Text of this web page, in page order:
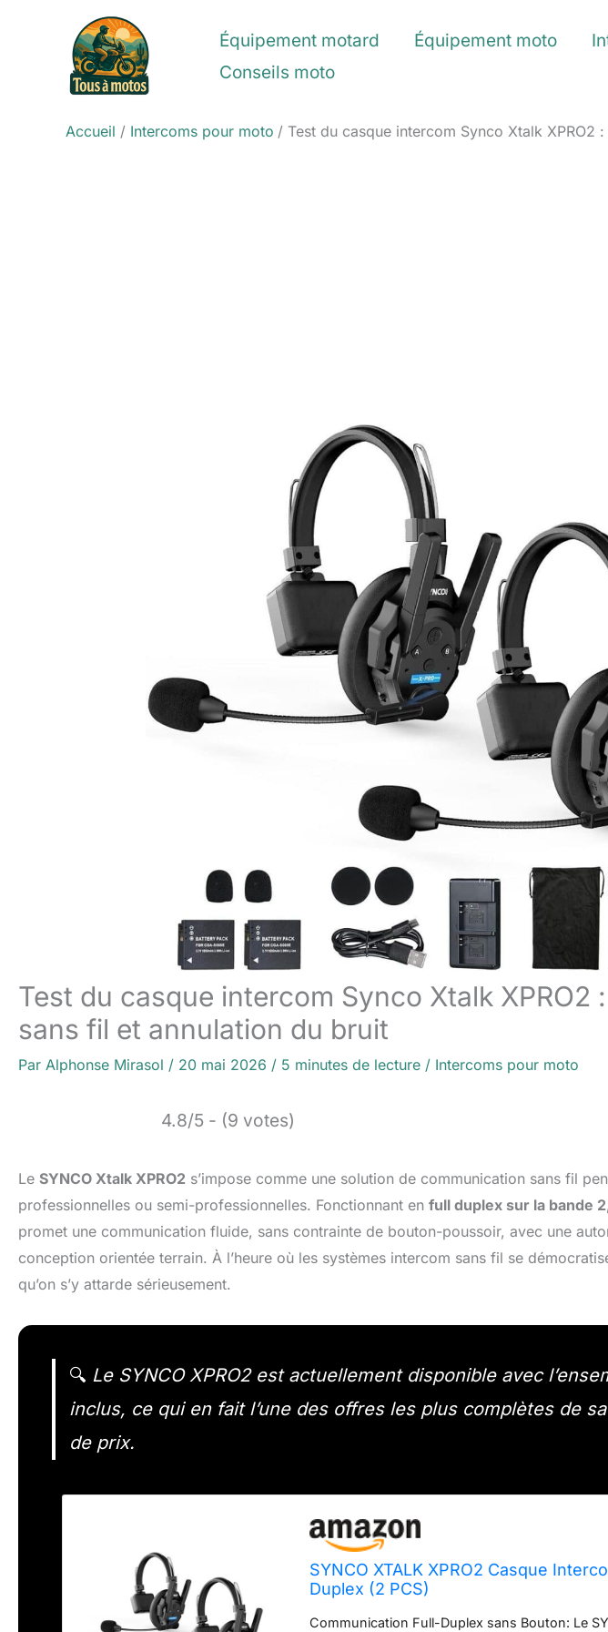
Équipement motard Équipement moto
Conseils moto
Accueil Intercoms pour moto Test du casque intercom Synco Xtalk
Test du casque intercom Synco Xtalk XPRO2
sans fil et annulation du bruit
Par Alphonse Mirasol / 20 mai 2026 / 5 minutes de lecture / Intercoms pour moto
4.8/5 - (9 votes)
Le SYNCO Xtalk XPRO2 s’impose comme une solution de communication sans fil
professionnelles ou semi-professionnelles. Fonctionnant en full duplex sur la bande
promet une communication fluide, sans contrainte de bouton-poussoir, avec une
conception orientée terrain. À l’heure où les systèmes intercom sans fil se
qu’on s’y attarde sérieusement.
🔍 Le SYNCO XPRO2 est actuellement disponible avec
inclus, ce qui en fait l’une des offres les plus complètes de
de prix.
SYNCO XTALK XPRO2 Casque
Duplex (2 PCS)
Communication Full-Duplex sans Bouton: Le